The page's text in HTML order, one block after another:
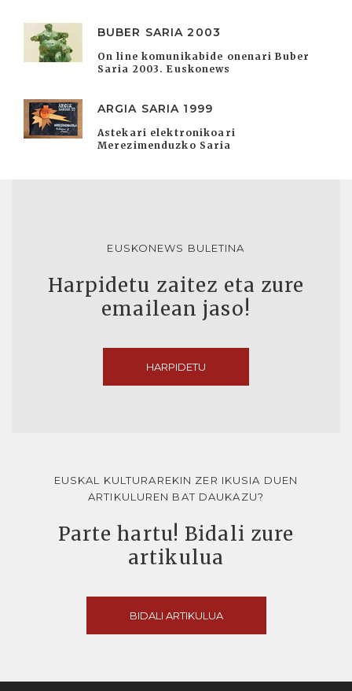
BUBER SARIA 2003
On line komunikabide onenari Buber
Saria 2003. Euskonews
ARGIA SARIA 1999
Astekari elektronikoari
Merezimenduzko Saria
EUSKONEWS BULETINA
Harpidetu zaitez eta zure
emailean jaso!
HARPIDETU
EUSKAL KULTURAREKIN ZER IKUSIA DUEN
ARTIKULUREN BAT DAUKAZU?
Parte hartu! Bidali zure
artikulua
BIDALI ARTIKULUA